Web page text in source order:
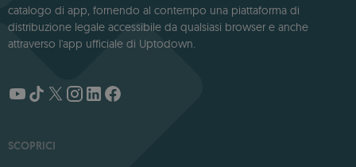
catalogo di app, fornendo al contempo una piattaforma di
distribuzione legale accessibile da qualsiasi browser e anche
attraverso l'app ufficiale di Uptodown.
SCOPRICI